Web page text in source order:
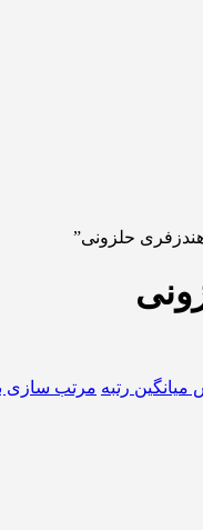
حلزونی”
رتبه مرتب سازی